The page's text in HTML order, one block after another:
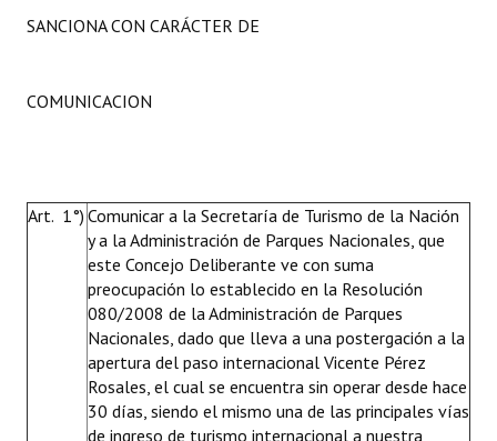
SANCIONA CON CARÁCTER DE
COMUNICACION
Art. 1°) Comunicar a la Secretaría de Turismo de la Nación
y a la Administración de Parques Nacionales, que
este Concejo Deliberante ve con suma
preocupación lo establecido en la Resolución
080/2008 de la Administración de Parques
Nacionales, dado que lleva a una postergación a la
apertura del paso internacional Vicente Pérez
Rosales, el cual se encuentra sin operar desde hace
30 días, siendo el mismo una de las principales vías
de ingreso de turismo internacional a nuestra